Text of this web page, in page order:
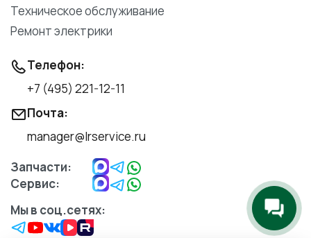
Техническое обслуживание
Ремонт электрики
Телефон:
+7 (495) 221-12-11
Почта:
manager@lrservice.ru
Запчасти:
Сервис:
Мы в соц.сетях: